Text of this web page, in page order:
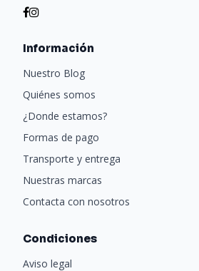
Información
Nuestro Blog
Quiénes somos
¿Donde estamos?
Formas de pago
Transporte y entrega
Nuestras marcas
Contacta con nosotros
Condiciones
Aviso legal